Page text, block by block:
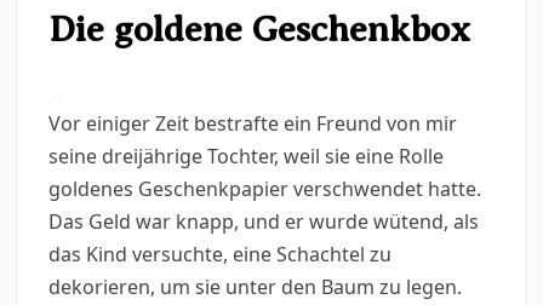
Die goldene Geschenkbox
Vor einiger Zeit bestrafte ein Freund von mir
seine dreijährige Tochter, weil sie eine Rolle
goldenes Geschenkpapier verschwendet hatte.
Das Geld war knapp, und er wurde wütend, als
das Kind versuchte, eine Schachtel zu
dekorieren, um sie unter den Baum zu legen.